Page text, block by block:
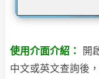
使用介面介紹：
開
中文或英文查詢後